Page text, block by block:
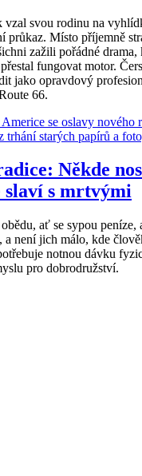
vzal svou rodinu na
průkaz. Místo příjemně
zažili pořádné drama,
fungovat motor.
jako opravdový
66.
Někde
slaví s mrtvými
ať se sypou peníze,
a není jich málo, kde
notnou dávku
pro dobrodružství.